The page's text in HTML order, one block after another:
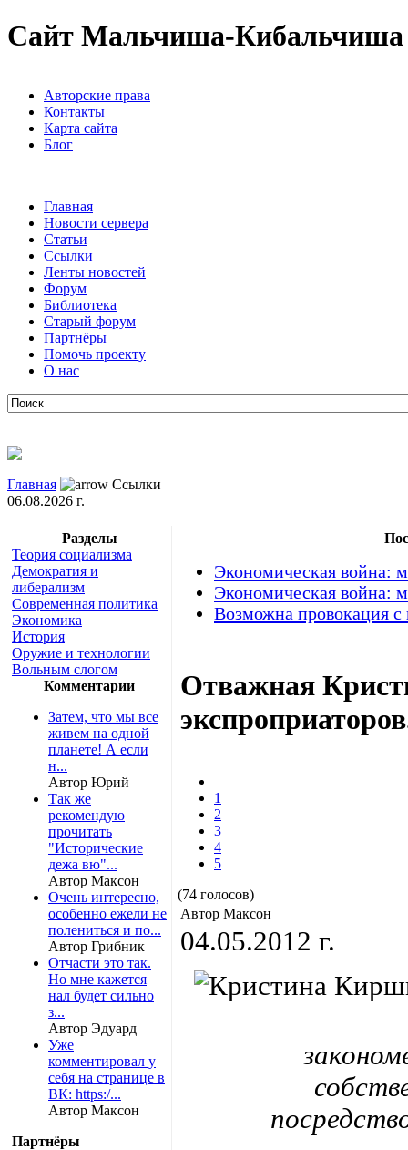
Сайт Мальчиша-Кибальчиша
Авторские права
Контакты
Карта сайта
Блог
Главная
Новости сервера
Статьи
Ссылки
Ленты новостей
Форум
Библиотека
Старый форум
Партнёры
Помочь проекту
О нас
Главная
Ссылки
06.08.2026 г.
Разделы
Теория социализма
Демократия и
либерализм
Современная политика
Экономика
История
Оружие и технологии
Вольным слогом
Комментарии
Затем, что мы все
живем на одной
планете! А если
н...
Автор Юрий
Так же
рекомендую
прочитать
"Исторические
дежа вю"...
Автор Максон
Очень интересно,
особенно ежели не
полениться и по...
Автор Грибник
Отчасти это так.
Но мне кажется
нал будет сильно
з...
Автор Эдуард
Уже
комментировал у
себя на странице в
ВК: https:/...
Автор Максон
Партнёры
Экономическая война:
Экономическая война:
Возможна провокация
Отважная
1
2
3
4
5
(74 голосов)
Автор Максон
04.05.2012 г.